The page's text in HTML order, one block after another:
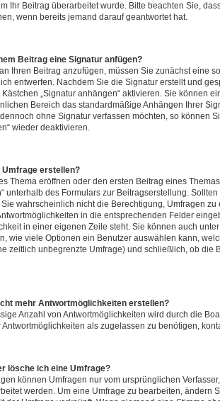
Ihr Beitrag überarbeitet wurde. Bitte beachten Sie,
wenn bereits jemand darauf geantwortet hat.
Beitrag eine Signatur anfügen?
Ihren Beitrag anzufügen, müssen Sie zunächst eine
entwerfen. Nachdem Sie die Signatur erstellt und
„Signatur anhängen“ aktivieren. Sie können
Bereich das standardmäßige Anhängen Ihrer
ohne Signatur verfassen möchten, so können
wieder deaktivieren.
Umfrage erstellen?
Thema eröffnen oder den ersten Beitrag eines
unterhalb des Formulars zur Beitragserstellung.
wahrscheinlich nicht die Berechtigung, Umfragen
in die entsprechenden Felder
in einer eigenen Zeile steht. Sie können auch
wie viele Optionen ein Benutzer auswählen kann,
zeitlich unbegrenzte Umfrage) und schließlich, ob die
mehr Antwortmöglichkeiten erstellen?
Anzahl von Antwortmöglichkeiten wird durch die
als zugelassen zu benötigen,
lösche ich eine Umfrage?
können Umfragen nur vom ursprünglichen
werden. Um eine Umfrage zu bearbeiten, ändern